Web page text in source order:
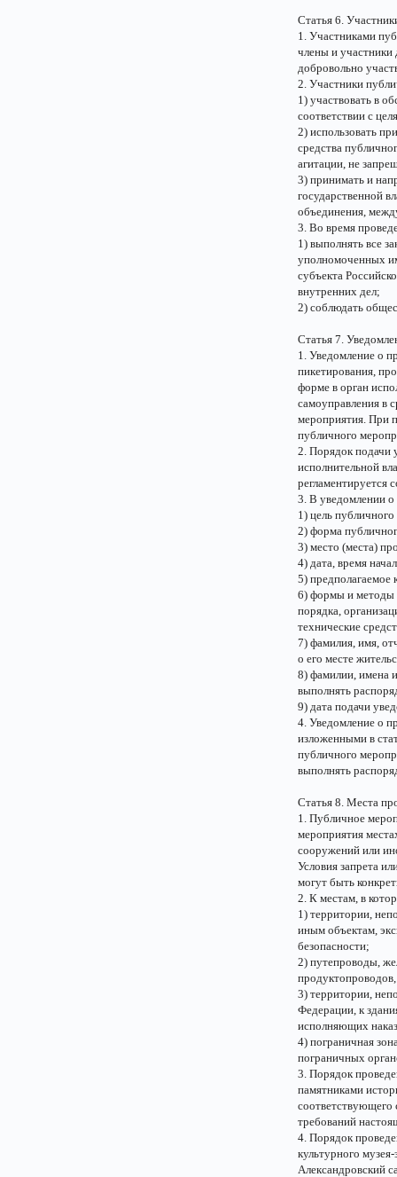
Статья 6.
1. Участниками
члены и
добровольно
2. Участники
1) участвовать в
соответствии с
2) использовать
средства
агитации, не
3) принимать и
государственной
объединения,
3. Во время
1) выполнять все
уполномоченных
субъекта
внутренних дел;
2) соблюдать
Статья 7.
1. Уведомление о
пикетирования,
форме в орган
самоуправления в
мероприятия. При
публичного
2. Порядок подачи
исполнительной
регламентируется
3. В уведомлении
1) цель
2) форма
3) место (места)
4) дата, время
5) предполагаемое
6) формы и методы
порядка,
технические
7) фамилия, имя,
о его месте
8) фамилии, имена
выполнять
9) дата подачи
4. Уведомление о
изложенными в
публичного
выполнять
Статья 8. Места
1. Публичное
мероприятия
сооружений или
Условия запрета
могут быть
2. К местам, в
1) территории,
иным объектам,
безопасности;
2) путепроводы,
3) территории,
Федерации, к
исполняющих
4) пограничная
пограничных
3. Порядок
памятниками
соответствующего
требований
4. Порядок
культурного
Александровский